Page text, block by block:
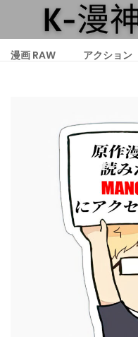
漫画 RAW アクション